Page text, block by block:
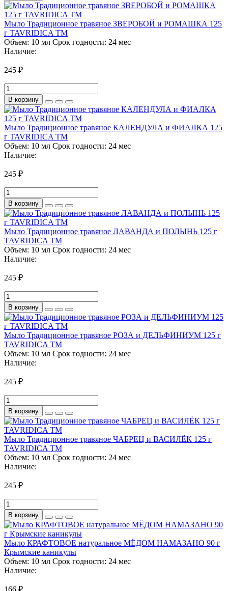
Мыло Традиционное травяное ЗВЕРОБОЙ и РОМАШКА 125
г TAVRIDICA ТМ
Объем: 10 мл Срок годности: 24 мес
Наличие:
245 ₽
В корзину
Мыло Традиционное травяное КАЛЕНДУЛА и ФИАЛКА 125
г TAVRIDICA ТМ
Объем: 10 мл Срок годности: 24 мес
Наличие:
245 ₽
В корзину
Мыло Традиционное травяное ЛАВАНДА и ПОЛЫНЬ 125 г
TAVRIDICA ТМ
Объем: 10 мл Срок годности: 24 мес
Наличие:
245 ₽
В корзину
Мыло Традиционное травяное РОЗА и ДЕЛЬФИНИУМ 125 г
TAVRIDICA ТМ
Объем: 10 мл Срок годности: 24 мес
Наличие:
245 ₽
В корзину
Мыло Традиционное травяное ЧАБРЕЦ и ВАСИЛЁК 125 г
TAVRIDICA ТМ
Объем: 10 мл Срок годности: 24 мес
Наличие:
245 ₽
В корзину
Мыло КРАФТОВОЕ натуральное МЁДОМ НАМАЗАНО 90 г
Крымские каникулы
Объем: 10 мл Срок годности: 24 мес
Наличие:
166 ₽